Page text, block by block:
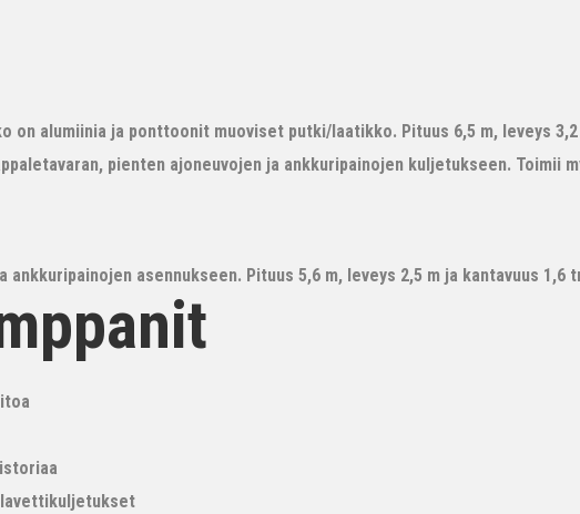
on alumiinia ja ponttoonit muoviset putki/laatikko. Pituus 6,5 m, leveys
pienten ajoneuvojen ja ankkuripainojen kuljetukseen. Toimii
asennukseen. Pituus 5,6 m, leveys 2,5 m ja kantavuus 1,6